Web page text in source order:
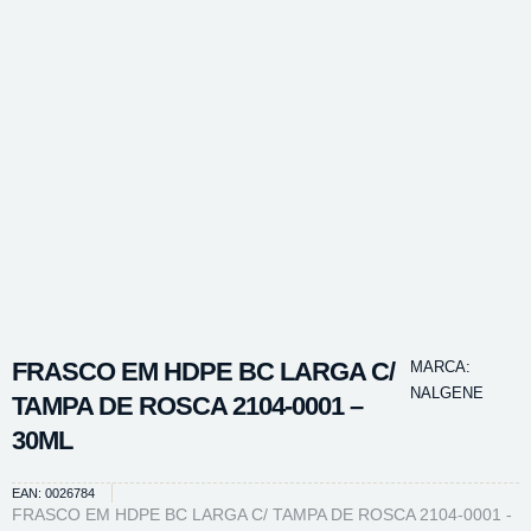
FRASCO EM HDPE BC LARGA C/
TAMPA DE ROSCA 2104-0001 –
30ML
MARCA:
NALGENE
EAN: 0026784
FRASCO EM HDPE BC LARGA C/ TAMPA DE ROSCA 2104-0001 -